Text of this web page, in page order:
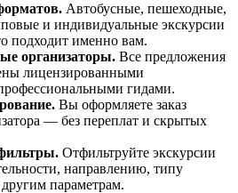
Автобусные, пешеходные,
и индивидуальные экскурсии
подходит именно вам.
организаторы. Все предложения
лицензированными
гидами.
Вы оформляете заказ
— без переплат и скрытых
Отфильтруйте экскурсии
направлению, типу
параметрам.